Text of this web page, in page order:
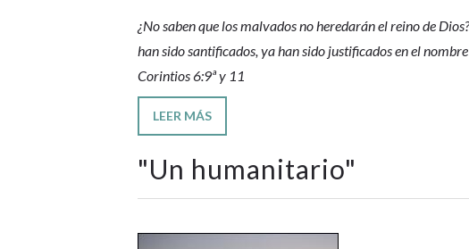
¿No saben que los malvados no heredarán el reino de
han sido santificados, ya han sido justificados en el
Corintios 6:9ª y 11
LEER MÁS
"Un humanitario"